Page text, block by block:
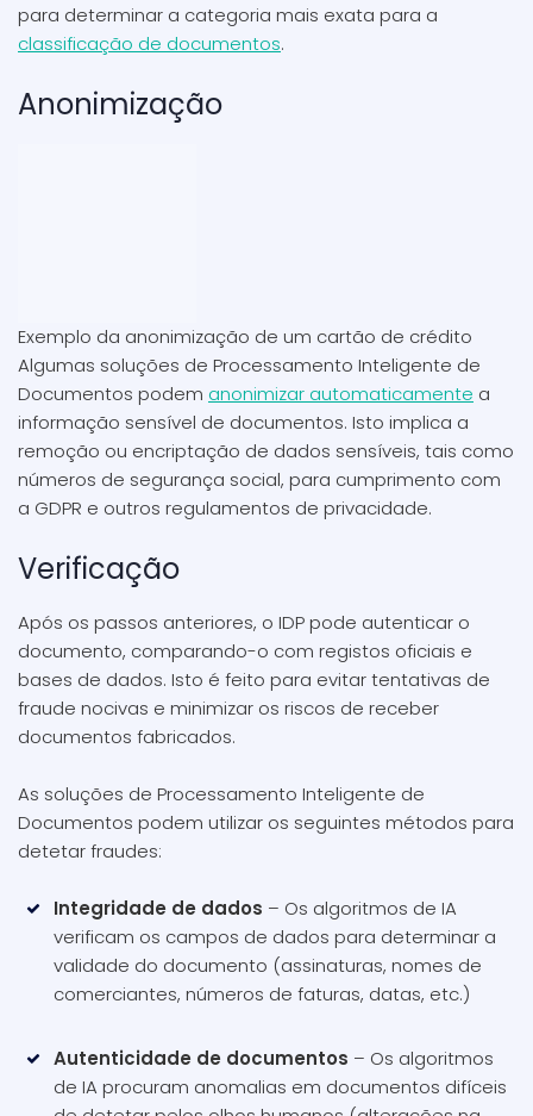
para determinar a categoria mais exata para a
classificação de documentos.
Anonimização
Exemplo da anonimização de um cartão de crédito
Algumas soluções de Processamento Inteligente de
Documentos podem anonimizar automaticamente a
informação sensível de documentos. Isto implica a
remoção ou encriptação de dados sensíveis, tais como
números de segurança social, para cumprimento com
a GDPR e outros regulamentos de privacidade.
Verificação
Após os passos anteriores, o IDP pode autenticar o
documento, comparando-o com registos oficiais e
bases de dados. Isto é feito para evitar tentativas de
fraude nocivas e minimizar os riscos de receber
documentos fabricados.
As soluções de Processamento Inteligente de
Documentos podem utilizar os seguintes métodos para
detetar fraudes:
Integridade de dados – Os algoritmos de IA
verificam os campos de dados para determinar a
validade do documento (assinaturas, nomes de
comerciantes, números de faturas, datas, etc.)
Autenticidade de documentos – Os algoritmos
de IA procuram anomalias em documentos difíceis